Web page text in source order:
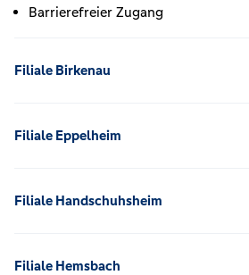
Barrierefreier Zugang
Filiale Birkenau
Filiale Eppelheim
Filiale Handschuhsheim
Filiale Hemsbach